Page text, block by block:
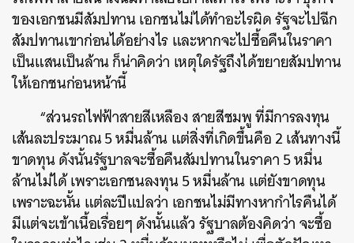
ของเอกชนมีสัมปทาน เอกชนไม่ได้ทำอะไรผิด รัฐจะไปฉีก
สัมปทานเขาก่อนได้อย่างไร และหากจะไปซื้อคืนในราคา
เป็นแสนเป็นล้าน ก็น่าคิดว่า เหตุใดรัฐถึงได้ขยายสัมปทาน
ให้เอกชนก่อนหน้านี้
“ส่วนรถไฟฟ้าสายสีเหลือง สายสีชมพู ที่มีการลงทุน
เส้นละประมาณ 5 หมื่นล้าน แต่สิ่งที่เกิดขึ้นคือ 2 เส้นทางนี้
ขาดทุน ดังนั้นรัฐบาลจะซื้อคืนสัมปทานในราคา 5 หมื่น
ล้านไม่ได้ เพราะเอกชนลงทุน 5 หมื่นล้าน แต่ยังขาดทุน
เพราะฉะนั้น แต่ละปีแปลว่า เอกชนไม่มีทางหากำไรคืนได้
มีแต่จะเข้าเนื้อเรื่อยๆ ดังนั้นแล้ว รัฐบาลต้องคิดว่า จะซื้อ